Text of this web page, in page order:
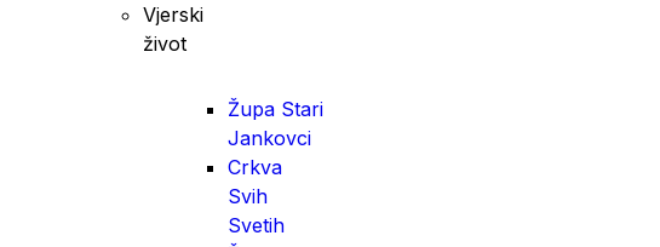
Vjerski
život
Župa Stari
Jankovci
Crkva
Svih
Svetih